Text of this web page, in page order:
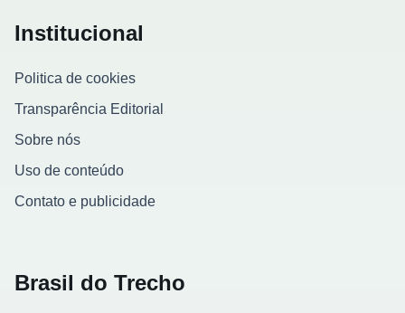
Institucional
Politica de cookies
Transparência Editorial
Sobre nós
Uso de conteúdo
Contato e publicidade
Brasil do Trecho